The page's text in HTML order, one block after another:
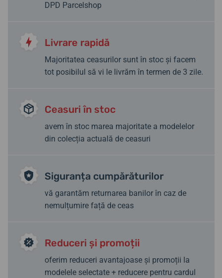
DPD Parcelshop
Livrare rapidă
Majoritatea ceasurilor sunt în stoc și facem
tot posibilul să vi le livrăm în termen de 3 zile.
Ceasuri în stoc
avem în stoc marea majoritate a modelelor
din colecția actuală de ceasuri
Siguranța cumpărăturilor
vă garantăm returnarea banilor în caz de
nemulțumire față de ceas
Reduceri și promoții
oferim reduceri avantajoase și promoții la
modelele selectate + reducere pentru cardul